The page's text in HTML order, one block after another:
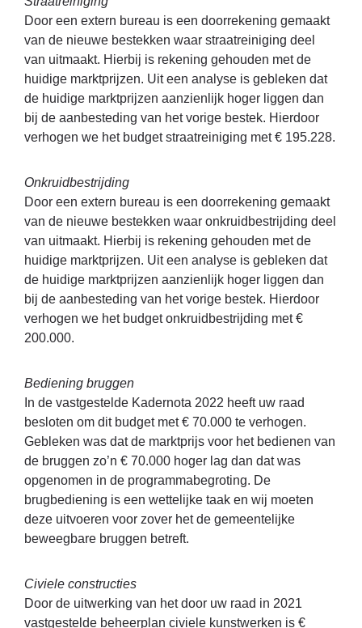
Door een extern bureau is een doorrekening gemaakt
van de nieuwe bestekken waar straatreiniging deel
van uitmaakt. Hierbij is rekening gehouden met de
huidige marktprijzen. Uit een analyse is gebleken dat
de huidige marktprijzen aanzienlijk hoger liggen dan
bij de aanbesteding van het vorige bestek. Hierdoor
verhogen we het budget straatreiniging met € 195.228.
Onkruidbestrijding
Door een extern bureau is een doorrekening gemaakt
van de nieuwe bestekken waar onkruidbestrijding deel
van uitmaakt. Hierbij is rekening gehouden met de
huidige marktprijzen. Uit een analyse is gebleken dat
de huidige marktprijzen aanzienlijk hoger liggen dan
bij de aanbesteding van het vorige bestek. Hierdoor
verhogen we het budget onkruidbestrijding met €
200.000.
Bediening bruggen
In de vastgestelde Kadernota 2022 heeft uw raad
besloten om dit budget met € 70.000 te verhogen.
Gebleken was dat de marktprijs voor het bedienen van
de bruggen zo’n € 70.000 hoger lag dan dat was
opgenomen in de programmabegroting. De
brugbediening is een wettelijke taak en wij moeten
deze uitvoeren voor zover het de gemeentelijke
beweegbare bruggen betreft.
Civiele constructies
Door de uitwerking van het door uw raad in 2021
vastgestelde beheerplan civiele kunstwerken is €